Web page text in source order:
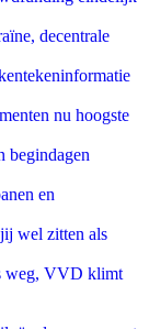
decentrale
nu hoogste
begindagen
en
wel zitten als
weg, VVD klimt